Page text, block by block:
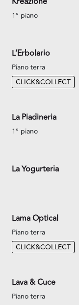
1° piano
L’Erbolario
Piano terra
CLICK&COLLECT
La Piadineria
1° piano
La Yogurteria
Lama Optical
Piano terra
CLICK&COLLECT
Lava & Cuce
Piano terra